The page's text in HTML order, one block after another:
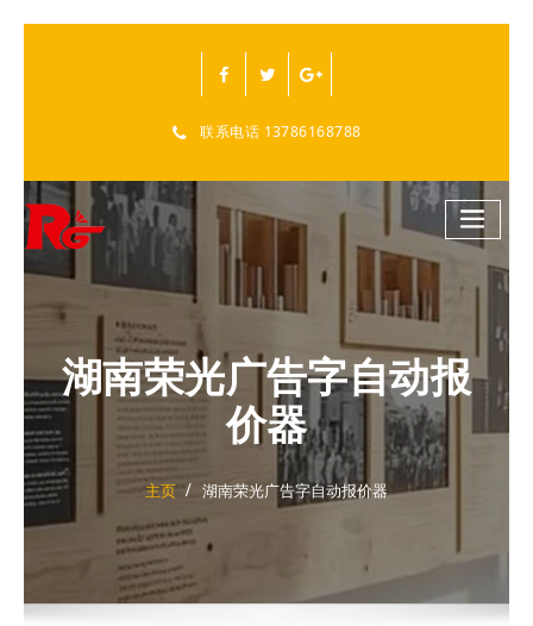
联系电话 13786168788
湖南荣光广告字自动报
价器
主页 湖南荣光广告字自动报价器